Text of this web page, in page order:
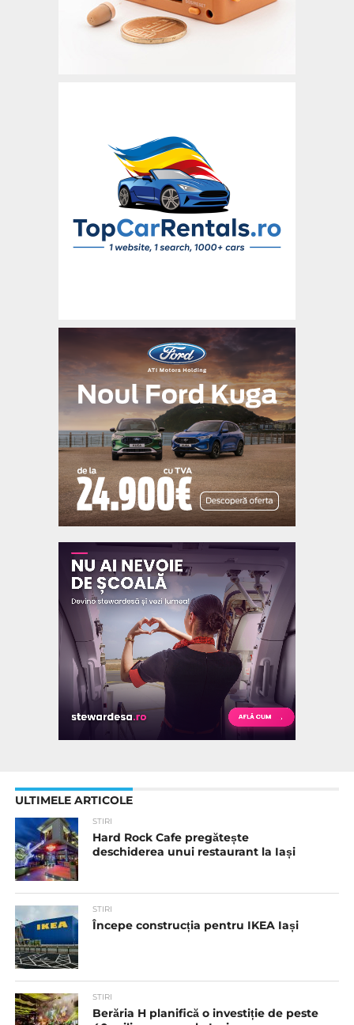
ULTIMELE ARTICOLE
STIRI
Hard Rock Cafe pregătește
deschiderea unui restaurant la Iași
STIRI
Începe construcția pentru IKEA Iași
STIRI
Berăria H planifică o investiție de peste